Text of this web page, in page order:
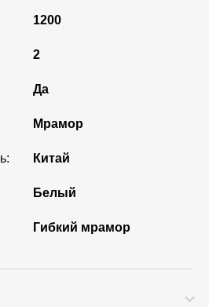
1200
2
Да
Мрамор
Китай
Белый
Гибкий мрамор